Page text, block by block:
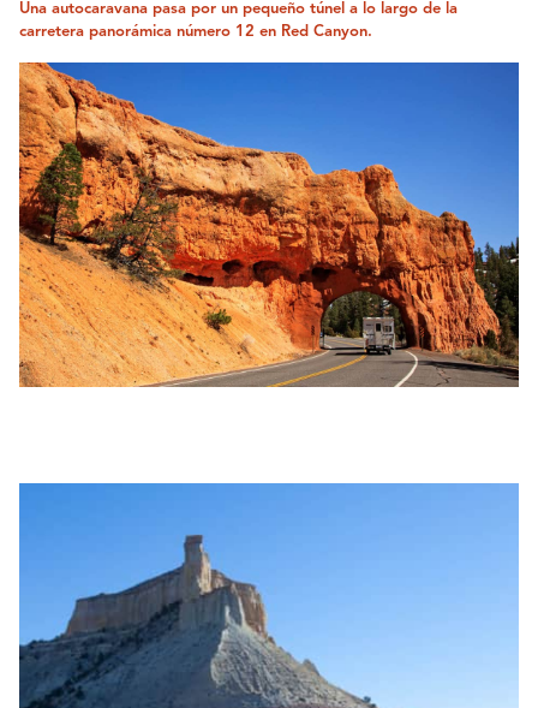
Una autocaravana pasa por un pequeño túnel a lo largo de la
carretera panorámica número 12 en Red Canyon.